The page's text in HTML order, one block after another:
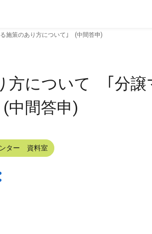
施策のあり方について｣ (中間答申)
方について ｢分譲
中間答申)
ター 資料室